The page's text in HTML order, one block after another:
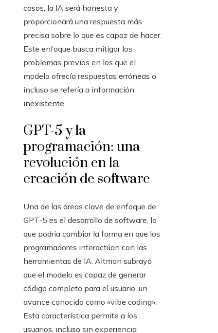
casos, la IA será honesta y
proporcionará una respuesta más
precisa sobre lo que es capaz de hacer.
Este enfoque busca mitigar los
problemas previos en los que el
modelo ofrecía respuestas erróneas o
incluso se refería a información
inexistente.
GPT-5 y la
programación: una
revolución en la
creación de software
Una de las áreas clave de enfoque de
GPT-5 es el desarrollo de software, lo
que podría cambiar la forma en que los
programadores interactúan con las
herramientas de IA. Altman subrayó
que el modelo es capaz de generar
código completo para el usuario, un
avance conocido como «vibe coding».
Esta característica permite a los
usuarios, incluso sin experiencia